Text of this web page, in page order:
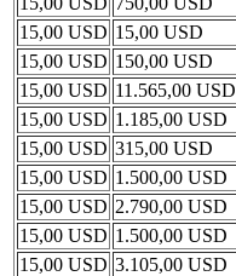
15,00 USD 15,00 USD
15,00 USD 150,00 USD
15,00 USD 11.565,00 USD
15,00 USD 1.185,00 USD
15,00 USD 315,00 USD
15,00 USD 1.500,00 USD
15,00 USD 2.790,00 USD
15,00 USD 1.500,00 USD
15,00 USD 3.105,00 USD